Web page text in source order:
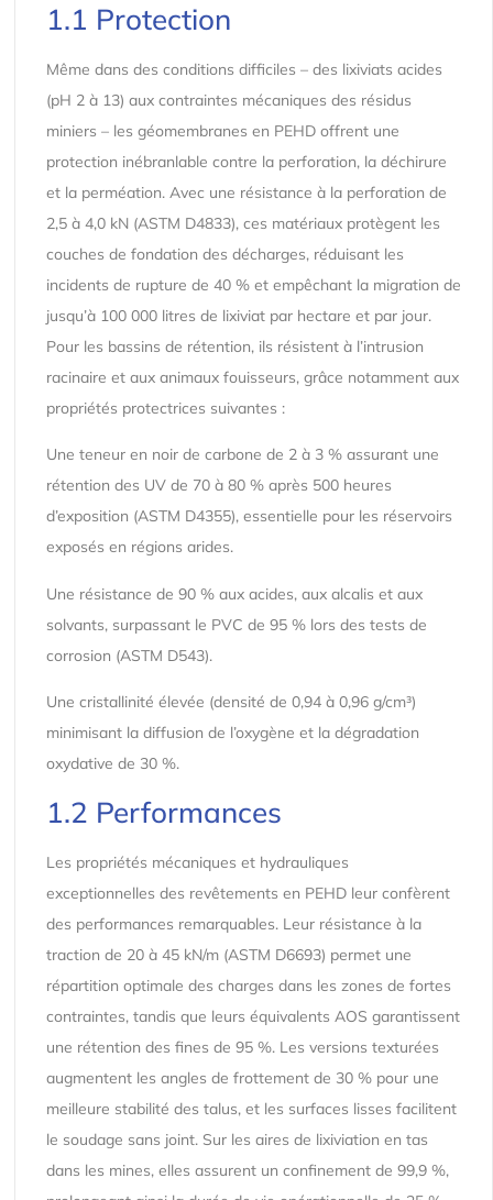
1.1 Protection
Même dans des conditions difficiles – des lixiviats acides
(pH 2 à 13) aux contraintes mécaniques des résidus
miniers – les géomembranes en PEHD offrent une
protection inébranlable contre la perforation, la déchirure
et la perméation. Avec une résistance à la perforation de
2,5 à 4,0 kN (ASTM D4833), ces matériaux protègent les
couches de fondation des décharges, réduisant les
incidents de rupture de 40 % et empêchant la migration de
jusqu’à 100 000 litres de lixiviat par hectare et par jour.
Pour les bassins de rétention, ils résistent à l’intrusion
racinaire et aux animaux fouisseurs, grâce notamment aux
propriétés protectrices suivantes :
Une teneur en noir de carbone de 2 à 3 % assurant une
rétention des UV de 70 à 80 % après 500 heures
d’exposition (ASTM D4355), essentielle pour les réservoirs
exposés en régions arides.
Une résistance de 90 % aux acides, aux alcalis et aux
solvants, surpassant le PVC de 95 % lors des tests de
corrosion (ASTM D543).
Une cristallinité élevée (densité de 0,94 à 0,96 g/cm³)
minimisant la diffusion de l’oxygène et la dégradation
oxydative de 30 %.
1.2 Performances
Les propriétés mécaniques et hydrauliques
exceptionnelles des revêtements en PEHD leur confèrent
des performances remarquables. Leur résistance à la
traction de 20 à 45 kN/m (ASTM D6693) permet une
répartition optimale des charges dans les zones de fortes
contraintes, tandis que leurs équivalents AOS garantissent
une rétention des fines de 95 %. Les versions texturées
augmentent les angles de frottement de 30 % pour une
meilleure stabilité des talus, et les surfaces lisses facilitent
le soudage sans joint. Sur les aires de lixiviation en tas
dans les mines, elles assurent un confinement de 99,9 %,